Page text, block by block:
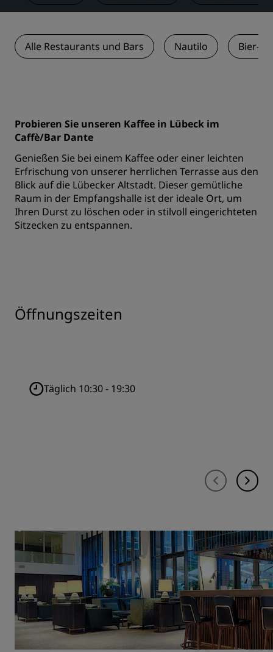
Alle Restaurants und Bars Nautilo Bier-
Probieren Sie unseren Kaffee in Lübeck im
Caffè/Bar Dante
Genießen Sie bei einem Kaffee oder einer leichten
Erfrischung von unserer herrlichen Terrasse aus den
Blick auf die Lübecker Altstadt. Dieser gemütliche
Raum in der Empfangshalle ist der ideale Ort, um
Ihren Durst zu löschen oder in stilvoll eingerichteten
Sitzecken zu entspannen.
Öffnungszeiten
Täglich 10:30 - 19:30